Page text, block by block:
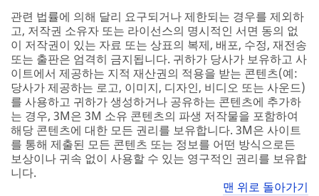
관련 법률에 의해 달리 요구되거나 제한되는 경우를 제외하
고, 저작권 소유자 또는 라이선스의 명시적인 서면 동의 없
이 저작권이 있는 자료 또는 상표의 복제, 배포, 수정, 재전송
또는 출판은 엄격히 금지됩니다. 귀하가 당사가 보유하고 사
이트에서 제공하는 지적 재산권의 적용을 받는 콘텐츠(예:
당사가 제공하는 로고, 이미지, 디자인, 비디오 또는 사운드)
를 사용하고 귀하가 생성하거나 공유하는 콘텐츠에 추가하
는 경우, 3M은 3M 소유 콘텐츠의 파생 저작물을 포함하여
해당 콘텐츠에 대한 모든 권리를 보유합니다. 3M은 사이트
를 통해 제출된 모든 콘텐츠 또는 정보를 어떤 방식으로든
보상이나 귀속 없이 사용할 수 있는 영구적인 권리를 보유합
니다.
맨 위로 돌아가기